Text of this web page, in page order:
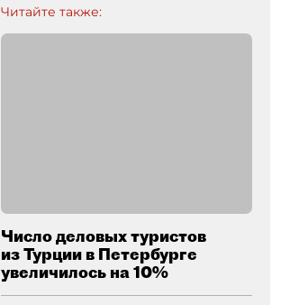
Читайте также:
Число деловых туристов
из Турции в Петербурге
увеличилось на 10%